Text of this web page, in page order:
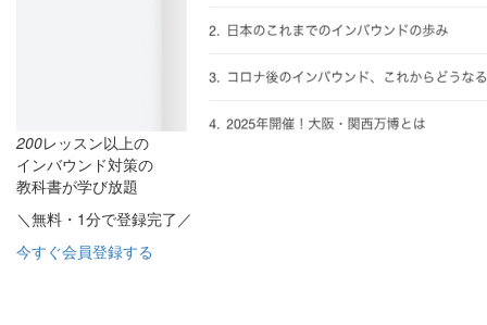
200レッスン以上の
インバウンド対策の
教科書が学び放題
＼無料・1分で登録完了／
今すぐ会員登録する